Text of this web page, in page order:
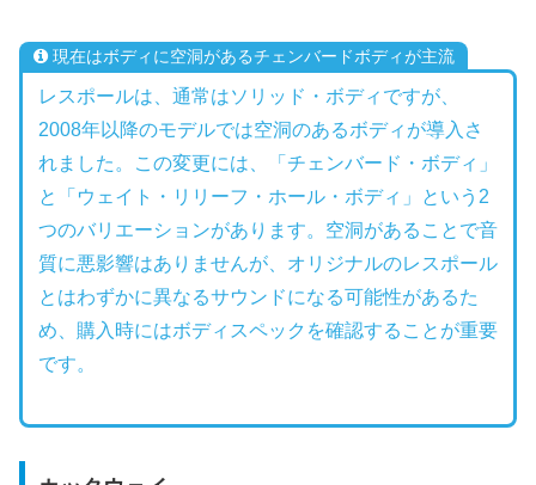
現在はボディに空洞があるチェンバードボディが主流
レスポールは、通常はソリッド・ボディですが、
2008年以降のモデルでは空洞のあるボディが導入さ
れました。この変更には、「チェンバード・ボディ」
と「ウェイト・リリーフ・ホール・ボディ」という2
つのバリエーションがあります。空洞があることで音
質に悪影響はありませんが、オリジナルのレスポール
とはわずかに異なるサウンドになる可能性があるた
め、購入時にはボディスペックを確認することが重要
です。